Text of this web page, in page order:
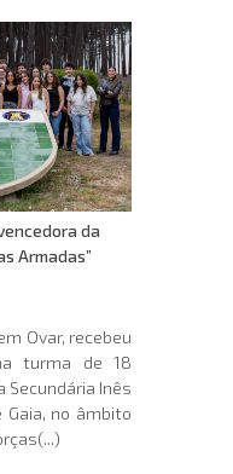
da
Armadas”
Ovar, recebeu
turma de 18
Secundária Inês
Gaia, no âmbito